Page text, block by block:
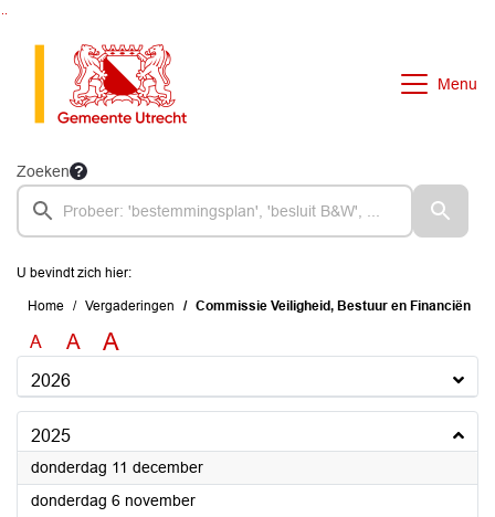
Menu
Zoeken
U bevindt zich hier:
Home Vergaderingen Commissie Veiligheid, Bestuur en Financiën
A A A
2026
2025
donderdag 11 december2025
donderdag 6 november2025